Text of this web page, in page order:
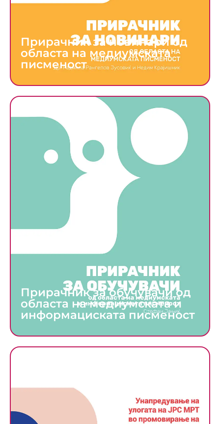
Прирачник за новинари од
областа на медиумската
писменост
Прирачник за обучувачи од
областа на медиумската и
информациската писменост